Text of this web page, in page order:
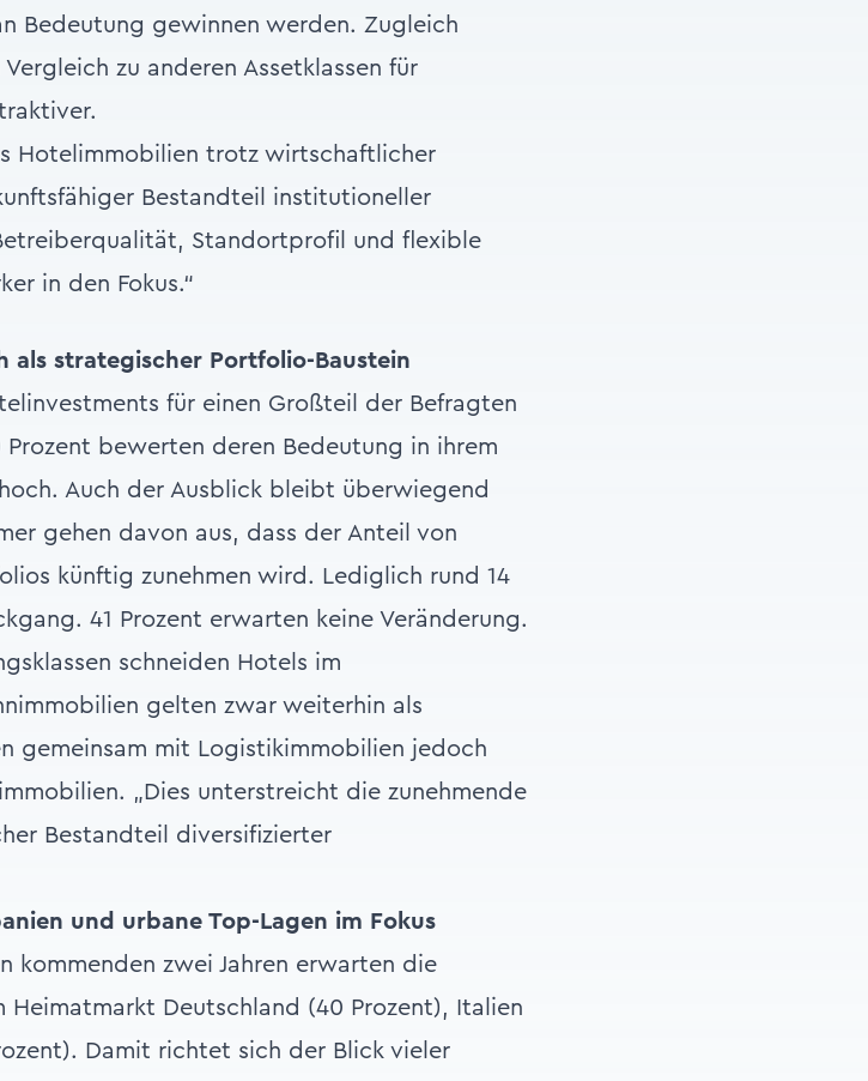
Bedeutung gewinnen werden. Zugleich
zu anderen Assetklassen für
Hotelimmobilien trotz wirtschaftlicher
Bestandteil institutioneller
Standortprofil und flexible
in den Fokus.“
als strategischer Portfolio-Baustein
für einen Großteil der Befragten
bewerten deren Bedeutung in ihrem
Auch der Ausblick bleibt überwiegend
gehen davon aus, dass der Anteil von
künftig zunehmen wird. Lediglich rund 14
41 Prozent erwarten keine Veränderung.
schneiden Hotels im
gelten zwar weiterhin als
gemeinsam mit Logistikimmobilien jedoch
„Dies unterstreicht die zunehmende
Bestandteil diversifizierter
und urbane Top-Lagen im Fokus
kommenden zwei Jahren erwarten die
Heimatmarkt Deutschland (40 Prozent), Italien
Damit richtet sich der Blick vieler